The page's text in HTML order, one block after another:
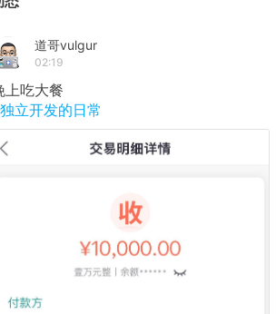
道哥vulgur
02:19
上吃大餐
立开发的日常